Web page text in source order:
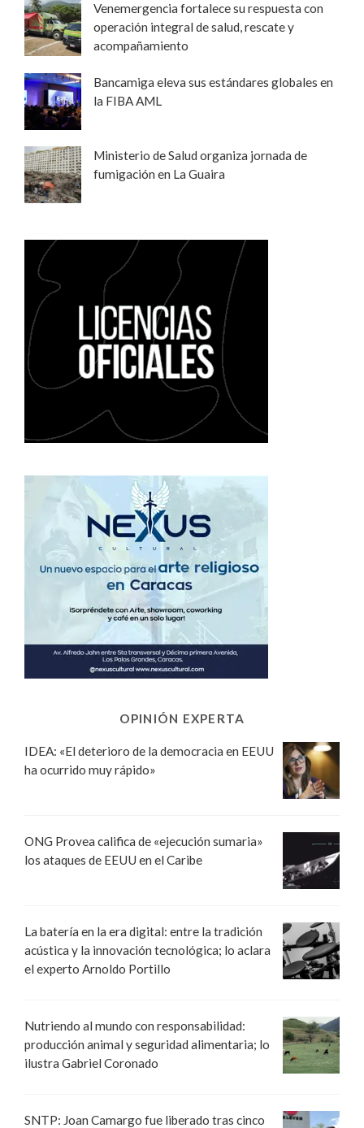
Venemergencia fortalece su respuesta con
operación integral de salud, rescate y
acompañamiento
Bancamiga eleva sus estándares globales en
la FIBA AML
Ministerio de Salud organiza jornada de
fumigación en La Guaira
OPINIÓN EXPERTA
IDEA: «El deterioro de la democracia en EEUU
ha ocurrido muy rápido»
ONG Provea califica de «ejecución sumaria»
los ataques de EEUU en el Caribe
La batería en la era digital: entre la tradición
acústica y la innovación tecnológica; lo aclara
el experto Arnoldo Portillo
Nutriendo al mundo con responsabilidad:
producción animal y seguridad alimentaria; lo
ilustra Gabriel Coronado
SNTP: Joan Camargo fue liberado tras cinco